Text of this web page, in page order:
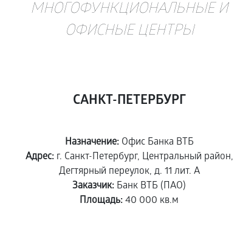
МНОГОФУНКЦИОНАЛЬНЫЕ И
ОФИСНЫЕ ЦЕНТРЫ
САНКТ-ПЕТЕРБУРГ
Назначение: Офис Банка ВТБ
Адрес: г. Санкт-Петербург, Центральный район,
Дегтярный переулок, д. 11 лит. А
Заказчик: Банк ВТБ (ПАО)
Площадь:40 000 кв.м